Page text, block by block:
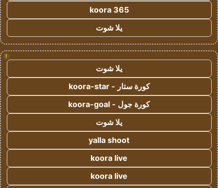
koora 365
يلا شوت
!
يلا شوت
كورة ستار - koora-star
كورة جول - koora-goal
يلا شوت
yalla shoot
koora live
koora live